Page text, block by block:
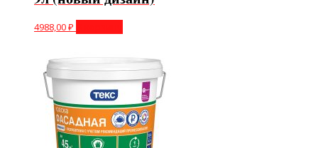
4988,00₽